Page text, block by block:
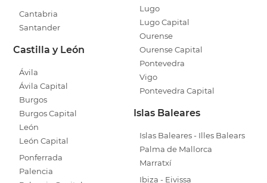
Cantabria
Santander
Castilla y León
Ávila
Ávila Capital
Burgos
Burgos Capital
León
León Capital
Ponferrada
Palencia
Lugo
Lugo Capital
Ourense
Ourense Capital
Pontevedra
Vigo
Pontevedra Capital
Islas Baleares
Islas Baleares - Illes Balears
Palma de Mallorca
Marratxí
Ibiza - Eivissa